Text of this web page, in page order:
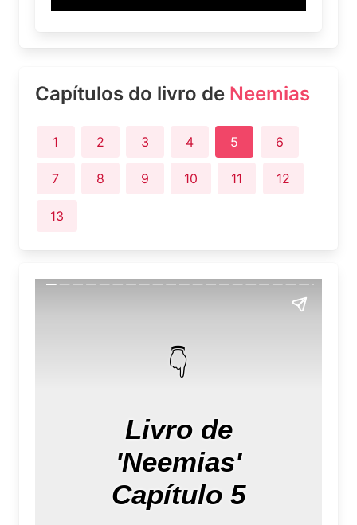
Capítulos do livro de Neemias
1 2 3 4 5 6
7 8 9 10 11 12
13